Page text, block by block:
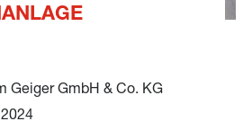
Geiger GmbH & Co. KG